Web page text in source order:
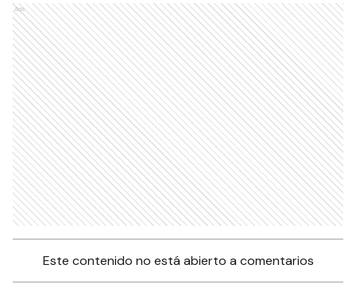
Ads
Este contenido no está abierto a comentarios